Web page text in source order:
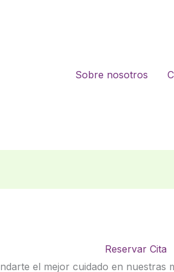
Sobre nosotros
Reservar Cita
el mejor cuidado en nuestras